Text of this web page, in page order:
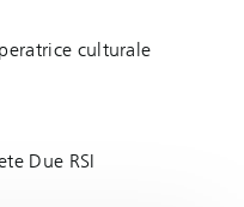
culturale
Due RSI